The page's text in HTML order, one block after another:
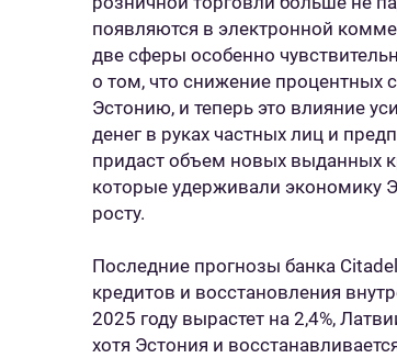
появляются в электронной
две сферы особенно
о том, что снижение процентных
Эстонию, и теперь это влияние
денег в руках частных лиц и
придаст объем новых выданных
которые удерживали экономику
росту.
Последние прогнозы банка
кредитов и восстановления
2025 году вырастет на 2,4%,
хотя Эстония и